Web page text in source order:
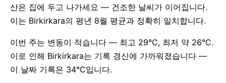
산은 집에 두고 나가세요 — 건조한 날씨가 이어집니다.
이는 Birkirkara의 평년 8월 평균과 정확히 일치합니다.
이번 주는 변동이 적습니다 — 최고 29°C, 최저 약 26°C.
이로 인해 Birkirkara는 기록 경신에 가까워졌습니다 —
이 날짜 기록은 34°C입니다.